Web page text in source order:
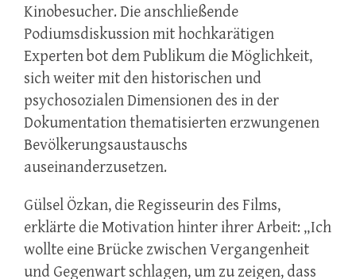
Kinobesucher. Die anschließende
Podiumsdiskussion mit hochkarätigen
Experten bot dem Publikum die Möglichkeit,
sich weiter mit den historischen und
psychosozialen Dimensionen des in der
Dokumentation thematisierten erzwungenen
Bevölkerungsaustauschs
auseinanderzusetzen.
Gülsel Özkan, die Regisseurin des Films,
erklärte die Motivation hinter ihrer Arbeit: „Ich
wollte eine Brücke zwischen Vergangenheit
und Gegenwart schlagen, um zu zeigen, dass